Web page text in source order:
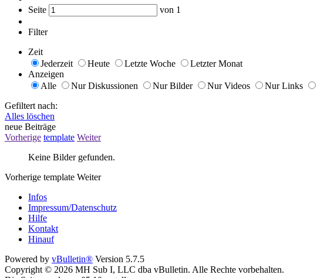
Seite von 1
Filter
Zeit
Jederzeit
Heute Letzte Woche
Letzter Monat
Anzeigen
Alle
Nur Diskussionen Nur Bilder Nur Videos Nur Links
Gefiltert nach:
Alles löschen
neue Beiträge
Vorherige template Weiter
Keine Bilder gefunden.
Vorherige template Weiter
Infos
Impressum/Datenschutz
Hilfe
Kontakt
Hinauf
Powered by vBulletin® Version 5.7.5
Copyright © 2026 MH Sub I, LLC dba vBulletin. Alle Rechte vorbehalten.